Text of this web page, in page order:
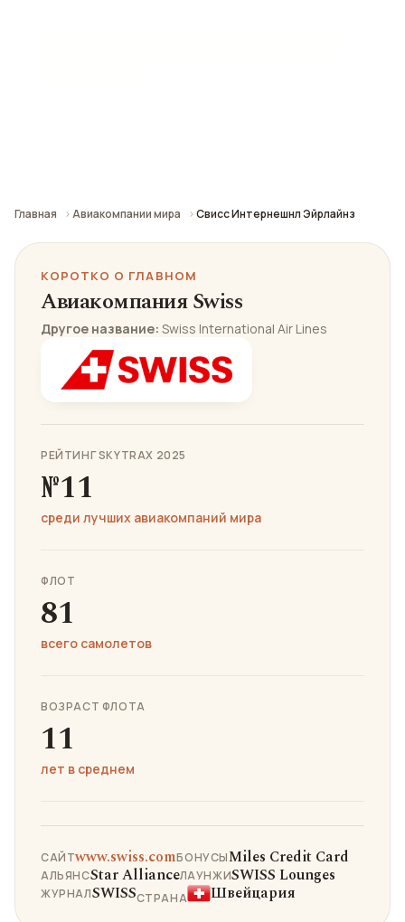
Главная Авиакомпании мира Свисс Интернешнл Эйрлайнз
КОРОТКО О ГЛАВНОМ
Авиакомпания Swiss
Другое название: Swiss International Air Lines
РЕЙТИНГ SKYTRAX 2025
№11
среди лучших авиакомпаний мира
ФЛОТ
81
всего самолетов
ВОЗРАСТ ФЛОТА
11
лет в среднем
САЙТwww.swiss.comБОНУСЫMiles Credit Card
АЛЬЯНСStar AllianceЛАУНЖИSWISS Lounges
ЖУРНАЛSWISSСТРАНА Швейцария